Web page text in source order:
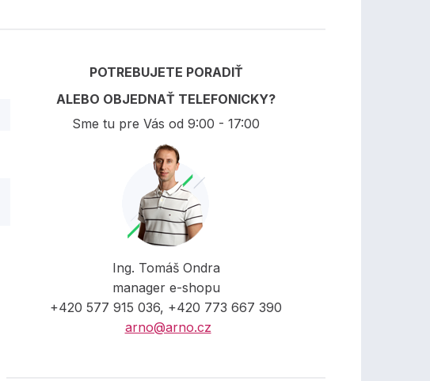
POTREBUJETE PORADIŤ
ALEBO OBJEDNAŤ TELEFONICKY?
Sme tu pre Vás od 9:00 - 17:00
Ing. Tomáš Ondra
manager e-shopu
+420 577 915 036, +420 773 667 390
arno@arno.cz